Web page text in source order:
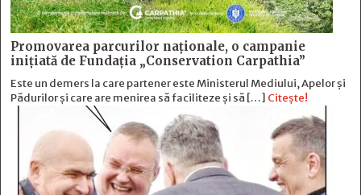
Promovarea parcurilor naționale, o campanie
inițiată de Fundația „Conservation Carpathia”
Este un demers la care partener este Ministerul Mediului, Apelor și
Pădurilor și care are menirea să faciliteze și să […] Citește!